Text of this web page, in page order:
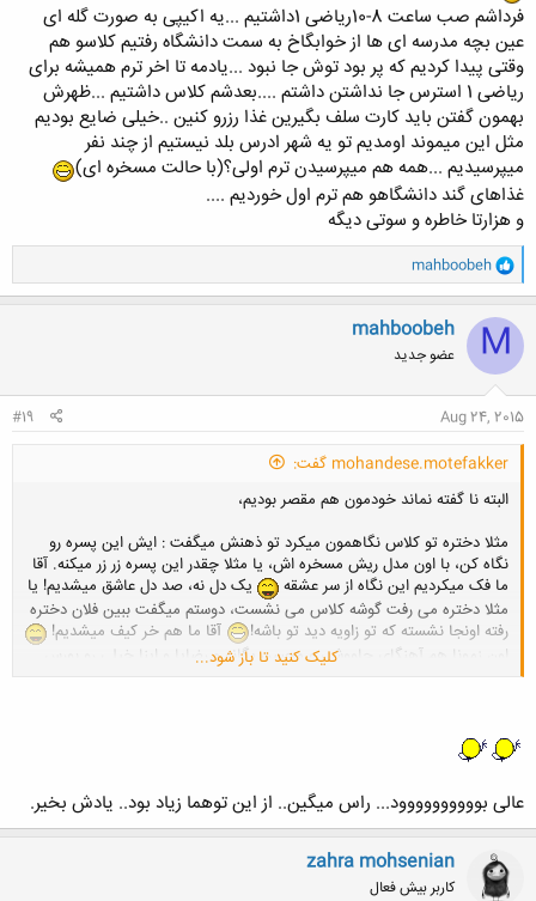
فرداشم صب ساعت 8-10ریاضی 1داشتیم ...یه اکیپی به صورت گله ای
عین بچه مدرسه ای ها از خوابگاخ به سمت دانشگاه رفتیم کلاسو هم
وقتی پیدا کردیم که پر بود توش جا نبود ...یادمه تا اخر ترم همیشه برای
ریاضی 1 استرس جا نداشتن داشتم ....بعدشم کلاس داشتیم ...ظهرش
بهمون گفتن باید کارت سلف بگیرین غذا رزرو کنین ..خیلی ضایع بودیم
مثل این میموند اومدیم تو یه شهر ادرس بلد نیستیم از چند نفر
میپرسیدیم ...همه هم میپرسیدن ترم اولی؟(با حالت مسخره ای)
غذاهای گند دانشگاهو هم ترم اول خوردیم ....
و هزارتا خاطره و سوتی دیگه
و
ا
ک
ن
ش
ه
ا
mahboobeh
M
mahboobeh
عضو جدید
Aug 24, 2015
#19
mohandese.motefakker گفت:
البته نا گفته نماند خودمون هم مقصر بودیم،
مثلا دختره تو کلاس نگاهمون میکرد تو ذهنش میگفت : ایش این پسره رو
نگاه کن، با اون مدل ریش مسخره اش، یا مثلا چقدر این پسره زر زر میکنه. آقا
ما فک میکردیم این نگاه از سر عشقه
یک دل نه، صد دل عاشق میشدیم! یا
مثلا دختره می رفت گوشه کلاس می نشست، دوستم میگفت ببین فلان دختره
رفته اونجا نشسته که تو زاویه دید تو باشه!
آقا ما هم خر کیف میشدیم!
اون زمونا هم آهنگای چاووشی و محسن یگانه و رضایا و اینا خیلی رو بورس
کلیک کنید تا باز شود...
عالی بوووووووووود... راس میگین.. از این توهما زیاد بود.. یادش بخیر.
zahra mohsenian
کاربر بیش فعال